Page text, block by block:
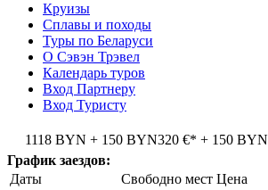
Круизы
Сплавы и походы
Туры по Беларуси
О Сэвэн Трэвел
Календарь туров
Вход Партнеру
Вход Туристу
1118 BYN + 150 BYN320 €* + 150 BYN
График заездов:
Даты
Свободно мест Цена